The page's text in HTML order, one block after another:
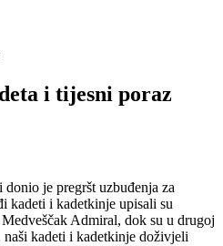
i tijesni poraz
je pregršt uzbuđenja za
kadeti i kadetkinje upisali su
Admiral, dok su u drugoj
kadeti i kadetkinje doživjeli